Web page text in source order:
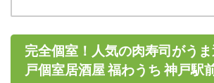
完全個室！人気の肉寿司がう
戸個室居酒屋 福わうち 神戸駅